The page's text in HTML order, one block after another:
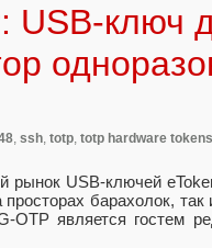
USB-ключ
, ssh, totp, totp hardware tokens
USB-ключей
барахолок, так
OTP является гостем